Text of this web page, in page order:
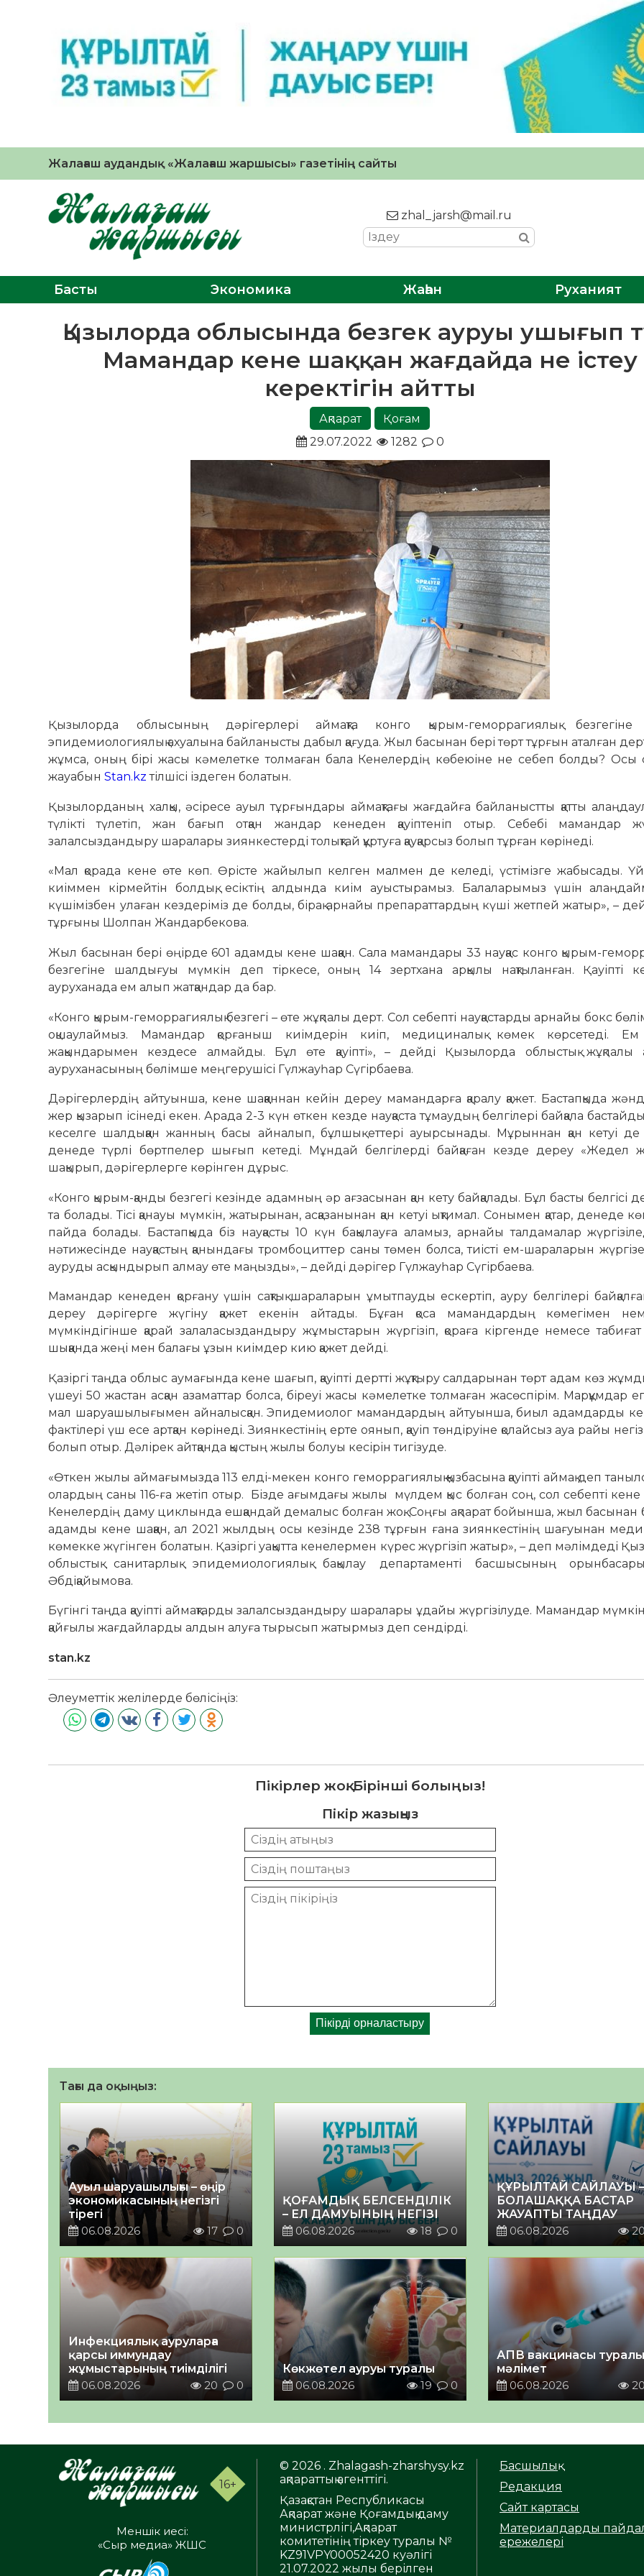
Жалағаш аудандық «Жалағаш жаршысы» газетінің сайты
zhal_jarsh@mail.ru
Басты Экономика Жаһан Руханият
Қызылорда облысында безгек ауруы ушығып
Мамандар кене шаққан жағдайда не істеу
керектігін айтты
Ақпарат
Қоғам
29.07.2022
1282 0
Қызылорда облысының дәрігерлері аймақта конго қырым-геморрагиялық безгегіне
эпидемиологиялық ахуалына байланысты дабыл қағуда. Жыл басынан бері төрт тұрғын аталған
жұмса, оның бірі жасы кәмелетке толмаған бала Кенелердің көбеюіне не себеп болды? Осы
жауабынStan.kz тілшісі іздеген болатын.
Қызылорданың халқы, әсіресе ауыл тұрғындары аймақтағы жағдайға байланыстты қатты
түлікті түлетіп, жан бағып отқан жандар кенеден қауіптеніп отыр. Себебі мамандар
залалсыздандыру шаралары зиянкестерді толықтай құртуға қауқарсыз болып тұрған көрінеді.
«Мал қорада кене өте көп. Өрісте жайылып келген малмен де келеді, үстімізге жабысады.
киіммен кірмейтін болдық, есіктің алдында киім ауыстырамыз. Балаларымыз үшін
күшімізбен улаған кездеріміз де болды, бірақ арнайы препараттардың күші жетпей жатыр», –
тұрғыны Шолпан Жандарбекова.
Жыл басынан бері өңірде 601 адамды кене шаққан. Сала мамандары 33 науқас конго қырым-
безгегіне шалдығуы мүмкін деп тіркесе, оның 14 зертхана арқылы нақтыланған. Қауіпті
ауруханада ем алып жатқандар да бар.
«Конго қырым-геморрагиялық безгегі – өте жұқпалы дерт. Сол себепті науқастарды арнайы бокс
оқшаулаймыз. Мамандар қорғаныш киімдерін киіп, медициналық көмек көрсетеді.
жақындарымен кездесе алмайды. Бұл өте қауіпті», – дейді Қызылорда облыстық жұқпалы
ауруханасының бөлімше меңгерушісі Гүлжауһар Сүгірбаева.
Дәрігерлердің айтуынша, кене шаққаннан кейін дереу мамандарға қаралу қажет. Бастапқыда
жер қызарып ісінеді екен. Арада 2-3 күн өткен кезде науқаста тұмаудың белгілері байқала
кеселге шалдыққан жанның басы айналып, бұлшық еттері ауырсынады. Мұрыннан қан кетуі де
денеде түрлі бөртпелер шығып кетеді. Мұндай белгілерді байқаған кезде дереу «Жедел
шақырып, дәрігерлерге көрінген дұрыс.
«Конго қырым-қанды безгегі кезінде адамның әр ағзасынан қан кету байқалады. Бұл басты белгісі
та болады. Тісі қанауы мүмкін, жатырынан, асқазанынан қан кетуі ықтимал. Сонымен қатар, денеде
пайда болады. Бастапқыда біз науқасты 10 күн бақылауға аламыз, арнайы талдамалар
нәтижесінде науқастың қанындағы тромбоциттер саны төмен болса, тиісті ем-шараларын
ауруды асқындырып алмау өте маңызды», – дейді дәрігер Гүлжауһар Сүгірбаева.
Мамандар кенеден қорғану үшін сақтық шараларын ұмытпауды ескертіп, ауру белгілері
дереу дәрігерге жүгіну қажет екенін айтады. Бұған қоса мамандардың көмегімен
мүмкіндігінше қарай залаласыздандыру жұмыстарын жүргізіп, қораға кіргенде немесе
шыққанда жеңі мен балағы ұзын киімдер кию қажет дейді.
Қазіргі таңда облыс аумағында кене шағып, қауіпті дертті жұқтыру салдарынан төрт адам көз
үшеуі 50 жастан асқан азаматтар болса, біреуі жасы кәмелетке толмаған жасөспірім. Марқұмдар
мал шаруашылығымен айналысқан. Эпидемиолог мамандардың айтуынша, биыл адамдарды
фактілері үш есе артқан көрінеді. Зиянкестінің ерте оянып, қауіп төндіруіне қолайсыз ауа райы
болып отыр. Дәлірек айтқанда қыстың жылы болуы кесірін тигізуде.
«Өткен жылы аймағымызда 113 елді-мекен конго геморрагиялық қызбасына қауіпті аймақ деп
олардың саны 116-ға жетіп отыр. Бізде ағымдағы жылы мүлдем қыс болған соң, сол себепті кене
Кенелердің даму циклында ешқандай демалыс болған жоқ. Соңғы ақпарат бойынша, жыл басынан
адамды кене шаққан, ал 2021 жылдың осы кезінде 238 тұрғын ғана зиянкестінің шағуынан
көмекке жүгінген болатын. Қазіргі уақытта кенелермен күрес жүргізіп жатыр», – деп мәлімдеді
облыстық санитарлық эпидемиологиялық бақылау департаменті басшысының
Әбдіқайымова.
Бүгінгі таңда қауіпті аймақтарды залалсыздандыру шаралары ұдайы жүргізілуде. Мамандар
қайғылы жағдайларды алдын алуға тырысып жатырмыз деп сендірді.
stan.kz
Әлеуметтік желілерде бөлісіңіз:
Пікірлер жоқ. Бірінші болыңыз!
Пікір жазыңыз
Тағы да оқыңыз:
Ауыл шаруашылығы – өңір
экономикасының негізгі
тірегі
06.08.2026
17 0
ҚОҒАМДЫҚ БЕЛСЕНДІЛІК
– ЕЛ ДАМУЫНЫҢ НЕГІЗІ
06.08.2026
18 0
ҚҰРЫЛТАЙ САЙЛАУЫ –
БОЛАШАҚҚА БАСТАР
ЖАУАПТЫ ТАҢДАУ
06.08.2026
20
Инфекциялық ауруларға
қарсы иммундау
жұмыстарының тиімділігі
06.08.2026
20 0
Көкжөтел ауруы туралы
06.08.2026
19 0
АПВ вакцинасы туралы
мәлімет
06.08.2026
20
16+
Меншік иесі:
«Сыр медиа» ЖШС
© 2026 . Zhalagash-zharshysy.kz
ақпараттық агенттігі.
Қазақстан Республикасы
Ақпарат және Қоғамдық даму
министрлігі,Ақпарат
комитетінің тіркеу туралы №
KZ91VPY00052420 куәлігі
21.07.2022 жылы берілген
Басшылық
Редакция
Сайт картасы
Материалдарды
ережелері